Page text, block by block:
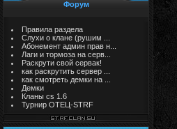
Форум
Правила раздела
Слухи о клане (рушим ...
Абонемент админ прав н...
Лаги и тормоза на серв...
Раскрути свой сервак!
как раскрутить сервер ...
как смотреть демки на ...
Демки
Кланы cs 1.6
Турнир ОТЕЦ-STRF